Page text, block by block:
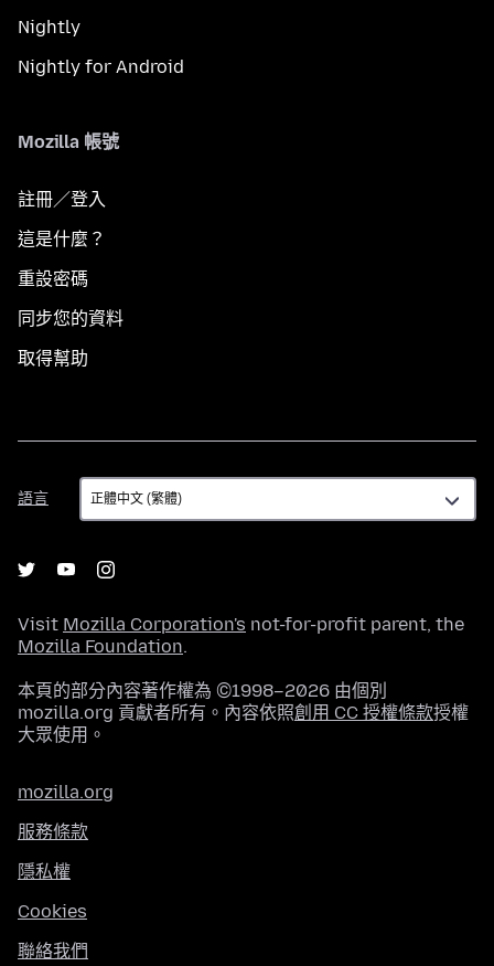
Nightly
Nightly for Android
Mozilla 帳號
註冊／登入
這是什麼？
重設密碼
同步您的資料
取得幫助
語言
語
言
Visit Mozilla Corporation's not-for-profit parent, the
Mozilla Foundation.
本頁的部分內容著作權為 ©1998–2026 由個別
mozilla.org 貢獻者所有。內容依照創用 CC 授權條款授權
大眾使用。
mozilla.org
服務條款
隱私權
Cookies
聯絡我們